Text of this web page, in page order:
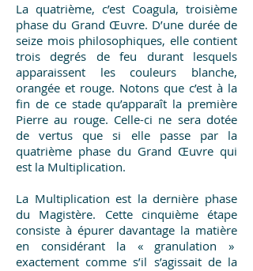
La quatrième, c’est Coagula, troisième
phase du Grand Œuvre. D’une durée de
seize mois philosophiques, elle contient
trois degrés de feu durant lesquels
apparaissent les couleurs blanche,
orangée et rouge. Notons que c’est à la
fin de ce stade qu’apparaît la première
Pierre au rouge. Celle-ci ne sera dotée
de vertus que si elle passe par la
quatrième phase du Grand Œuvre qui
est la Multiplication.
La Multiplication est la dernière phase
du Magistère. Cette cinquième étape
consiste à épurer davantage la matière
en considérant la « granulation »
exactement comme s’il s’agissait de la